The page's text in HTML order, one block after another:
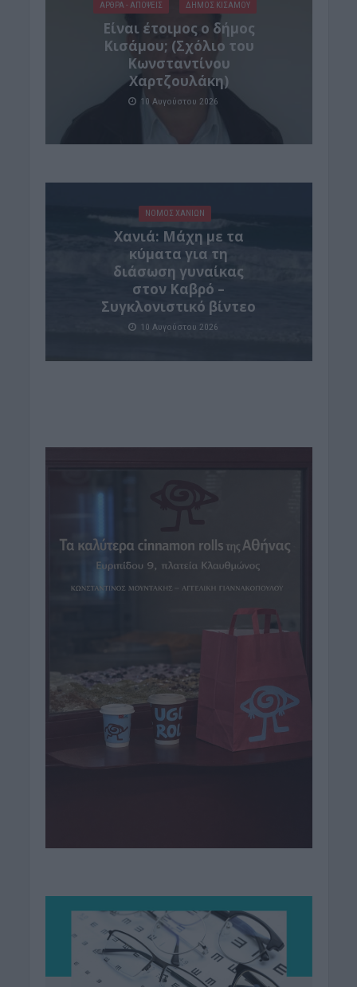
ΑΡΘΡΑ - ΑΠΟΨΕΙΣ ΔΉΜΟΣ ΚΙΣΆΜΟΥ
Είναι έτοιμος ο δήμος
Κισάμου; (Σχόλιο του
Κωνσταντίνου
Χαρτζουλάκη)
10 Αυγούστου 2026
ΝΟΜΌΣ ΧΑΝΊΩΝ
Χανιά: Μάχη με τα
κύματα για τη
διάσωση γυναίκας
στον Καβρό –
Συγκλονιστικό βίντεο
10 Αυγούστου 2026